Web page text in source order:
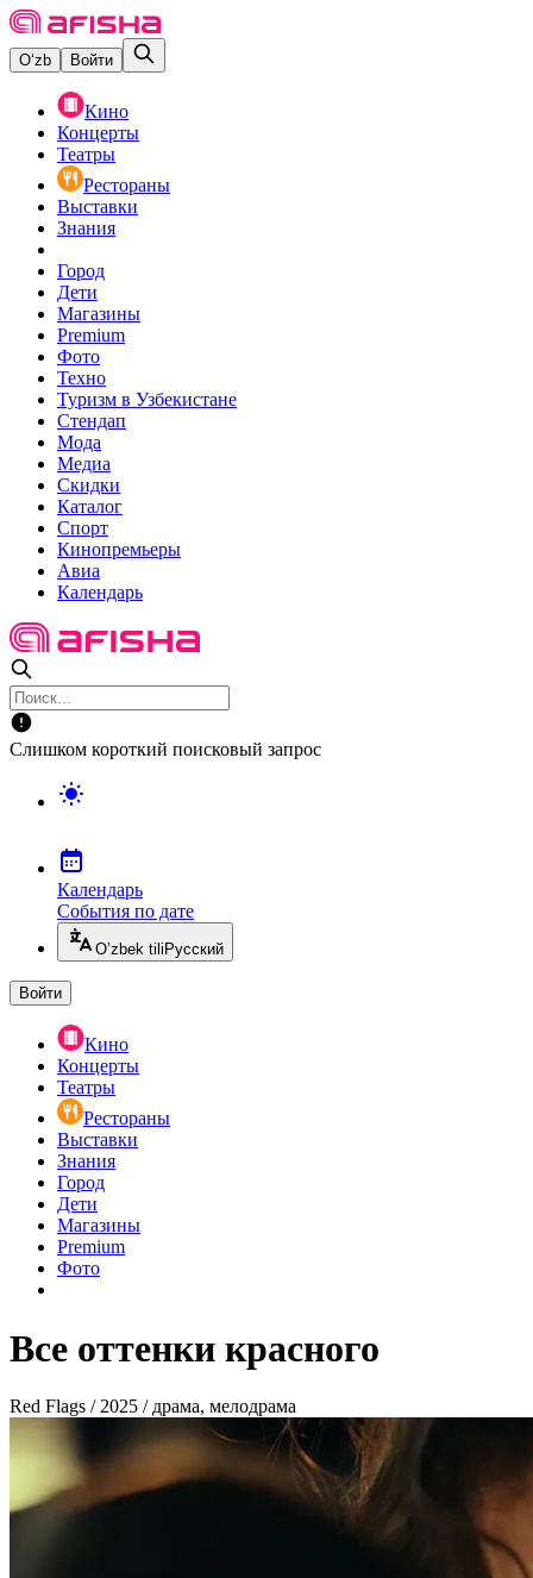
O‘zb Войти
Кино
Концерты
Театры
Рестораны
Выставки
Знания
Город
Дети
Магазины
Premium
Фото
Техно
Туризм в Узбекистане
Стендап
Мода
Медиа
Скидки
Каталог
Спорт
Кинопремьеры
Авиа
Календарь
Слишком короткий поисковый запрос
Календарь
События по дате
O’zbek tili Русский
Войти
Кино
Концерты
Театры
Рестораны
Выставки
Знания
Город
Дети
Магазины
Premium
Фото
Все оттенки красного
Red Flags / 2025 / драма, мелодрама